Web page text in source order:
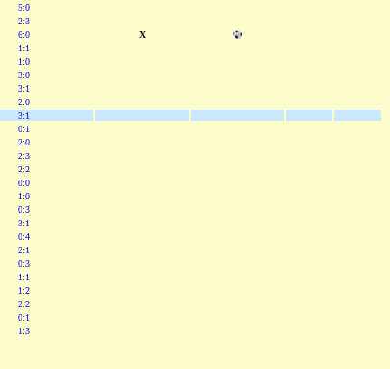
5:0
2:3
6:0
X
1:1
1:0
3:0
3:1
2:0
3:1
0:1
2:0
2:3
2:2
0:0
1:0
0:3
3:1
0:4
2:1
0:3
1:1
1:2
2:2
0:1
1:3